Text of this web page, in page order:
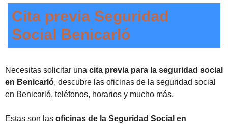
Cita previa Seguridad
Social Benicarló
Necesitas solicitar una cita previa para la seguridad social
en Benicarló, descubre las oficinas de la seguridad social
en Benicarló, teléfonos, horarios y mucho más.
Estas son las oficinas de la Seguridad Social en